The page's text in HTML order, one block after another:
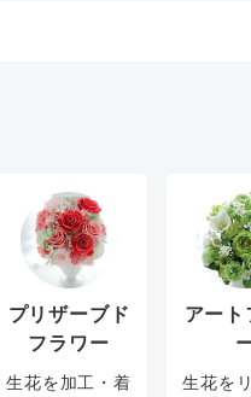
プリザーブド
フラワー
生花を加工・着
アート
生花を